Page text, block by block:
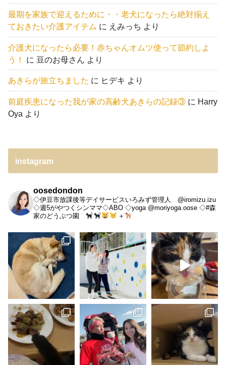
最期を家族で迎えるために・・老犬になったら絶対揃え
ておきたい介護アイテム に えみっち より
介護犬になったら必要！赤ちゃんオムツ使って節約しよ
う！
に 豆のお母さん より
あきらが旅立ちました に ヒデキ より
前庭疾患になった我が家の高齢犬あきらの記録③ に Harry
Oya より
instagram
oosedondon
◇伊豆市放課後等デイサービスいろみず管理人 @iromizu.izu
◇週5がやつくシンママ◇ABO ◇yoga @moriyoga.oose ◇#森
家のどうぶつ園
＋